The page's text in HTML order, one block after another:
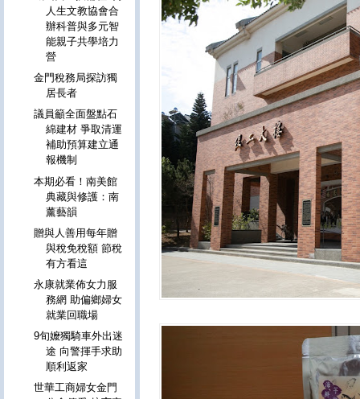
人生文教協會合
辦科普與多元智
能親子共學培力
營
金門稅務局探訪獨
居長者
議員籲全面盤點石
綿建材 爭取清運
補助預算建立通
報機制
本期必看！南美館
典藏與修護：南
薰藝韻
贈與人善用每年贈
與稅免稅額 節稅
有方看這
永康就業佈女力服
務網 助偏鄉婦女
就業回職場
9旬嬤獨騎車外出迷
途 向警揮手求助
順利返家
世華工商婦女金門